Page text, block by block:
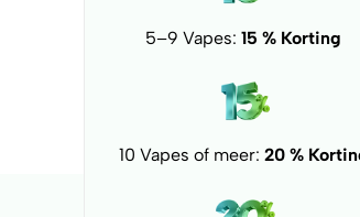
5–9 Vapes: 15 % Korting
10 Vapes of meer: 20 %